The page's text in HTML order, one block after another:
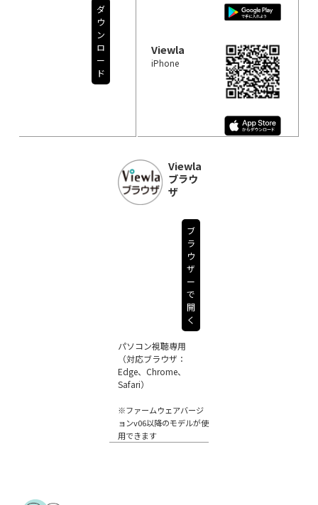
ダ
ウ
ン
ロ
ー
ド
Viewla
iPhone
Viewla
ブラウ
ザ
ブ
ラ
ウ
ザ
ー
で
開
く
パソコン視聴専用
（対応ブラウザ：
Edge、Chrome、
Safari）
※ファームウェアバージ
ョンv06以降のモデルが使
用できます